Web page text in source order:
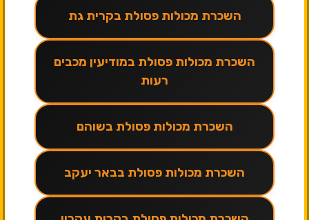
השכרת מכולות פסולת בקרית גת
השכרת מכולות פסולת במודיעין מכבים
רעות
השכרת מכולות פסולת בשוהם
השכרת מכולות פסולת בבאר יעקב